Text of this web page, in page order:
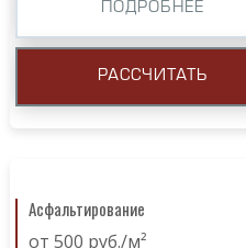
ПОДРОБНЕЕ
РАССЧИТАТЬ
Асфальтирование
от 500 руб./м²